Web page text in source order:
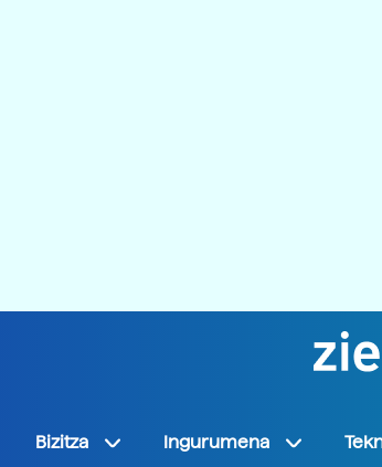
Bizitza Ingurumena